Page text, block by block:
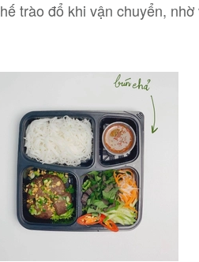
trào đổ khi vận chuyển,